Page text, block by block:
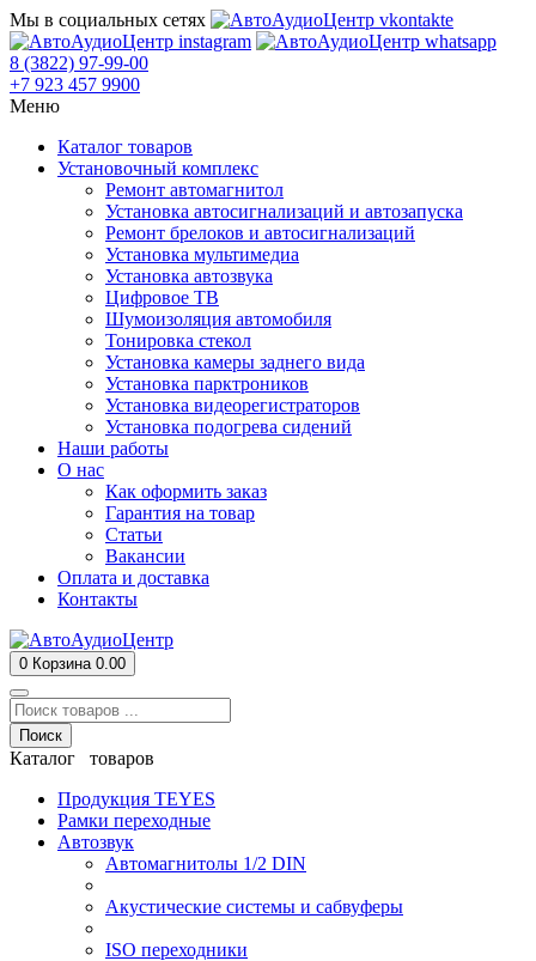
Мы в социальных сетях
8 (3822) 97-99-00
+7 923 457 9900
Меню
Каталог товаров
Установочный комплекс
Ремонт автомагнитол
Установка автосигнализаций и автозапуска
Ремонт брелоков и автосигнализаций
Установка мультимедиа
Установка автозвука
Цифровое ТВ
Шумоизоляция автомобиля
Тонировка стекол
Установка камеры заднего вида
Установка парктроников
Установка видеорегистраторов
Установка подогрева сидений
Наши работы
О нас
Как оформить заказ
Гарантия на товар
Статьи
Вакансии
Оплата и доставка
Контакты
0 Корзина 0.00
Поиск
Каталог товаров
Продукция TEYES
Рамки переходные
Автозвук
Автомагнитолы 1/2 DIN
Акустические системы и сабвуферы
ISO переходники